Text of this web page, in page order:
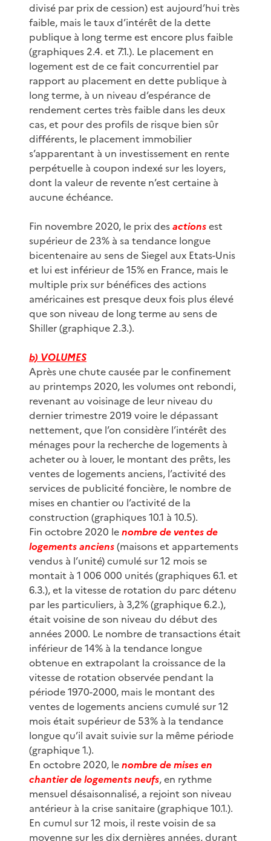
divisé par prix de cession) est aujourd’hui très
faible, mais le taux d’intérêt de la dette
publique à long terme est encore plus faible
(graphiques 2.4. et 7.1.). Le placement en
logement est de ce fait concurrentiel par
rapport au placement en dette publique à
long terme, à un niveau d’espérance de
rendement certes très faible dans les deux
cas, et pour des profils de risque bien sûr
différents, le placement immobilier
s’apparentant à un investissement en rente
perpétuelle à coupon indexé sur les loyers,
dont la valeur de revente n’est certaine à
aucune échéance.
Fin novembre 2020, le prix desactionsest
supérieur de 23% à sa tendance longue
bicentenaire au sens de Siegel aux Etats-Unis
et lui est inférieur de 15% en France, mais le
multiple prix sur bénéfices des actions
américaines est presque deux fois plus élevé
que son niveau de long terme au sens de
Shiller (graphique 2.3.).
b) VOLUMES
Après une chute causée par le confinement
au printemps 2020, les volumes ont rebondi,
revenant au voisinage de leur niveau du
dernier trimestre 2019 voire le dépassant
nettement, que l’on considère l’intérêt des
ménages pour la recherche de logements à
acheter ou à louer, le montant des prêts, les
ventes de logements anciens, l’activité des
services de publicité foncière, le nombre de
mises en chantier ou l’activité de la
construction (graphiques 10.1 à 10.5).
Fin octobre 2020 lenombre de ventes de
logements anciens(maisons et appartements
vendus à l’unité) cumulé sur 12 mois se
montait à 1 006 000 unités (graphiques 6.1. et
6.3.), et la vitesse de rotation du parc détenu
par les particuliers, à 3,2% (graphique 6.2.),
était voisine de son niveau du début des
années 2000. Le nombre de transactions était
inférieur de 14% à la tendance longue
obtenue en extrapolant la croissance de la
vitesse de rotation observée pendant la
période 1970-2000, mais le montant des
ventes de logements anciens cumulé sur 12
mois était supérieur de 53% à la tendance
longue qu’il avait suivie sur la même période
(graphique 1.).
En octobre 2020, lenombre de mises en
chantier de logements neufs, en rythme
mensuel désaisonnalisé, a rejoint son niveau
antérieur à la crise sanitaire (graphique 10.1.).
En cumul sur 12 mois, il reste voisin de sa
moyenne sur les dix dernières années, durant